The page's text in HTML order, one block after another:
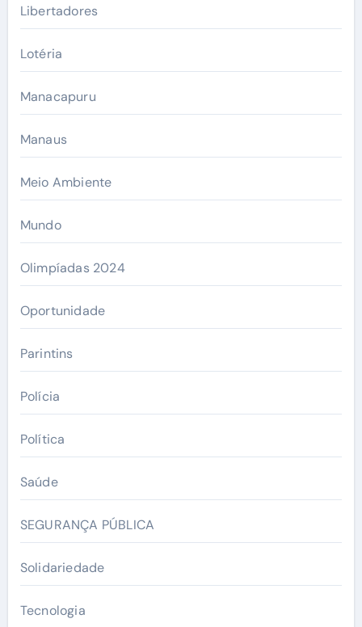
Libertadores
Lotéria
Manacapuru
Manaus
Meio Ambiente
Mundo
Olimpíadas 2024
Oportunidade
Parintins
Polícia
Política
Saúde
SEGURANÇA PÚBLICA
Solidariedade
Tecnologia